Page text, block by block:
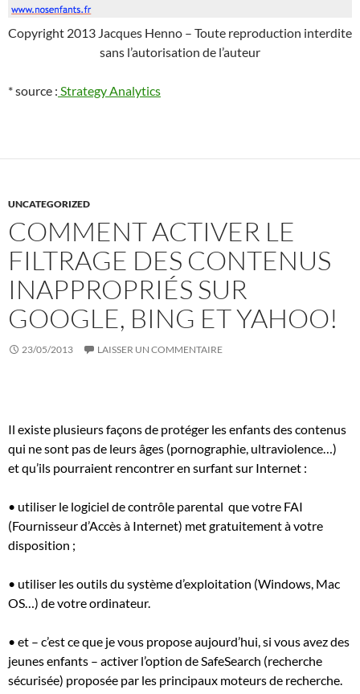
Copyright 2013 Jacques Henno – Toute reproduction interdite
sans l’autorisation de l’auteur
* source : Strategy Analytics
UNCATEGORIZED
COMMENT ACTIVER LE
FILTRAGE DES CONTENUS
INAPPROPRIÉS SUR
GOOGLE, BING ET YAHOO!
23/05/2013 LAISSER UN COMMENTAIRE
Il existe plusieurs façons de protéger les enfants des contenus
qui ne sont pas de leurs âges (pornographie, ultraviolence…)
et qu’ils pourraient rencontrer en surfant sur Internet :
• utiliser le logiciel de contrôle parental que votre FAI
(Fournisseur d’Accès à Internet) met gratuitement à votre
disposition ;
• utiliser les outils du système d’exploitation (Windows, Mac
OS…) de votre ordinateur.
• et – c’est ce que je vous propose aujourd’hui, si vous avez des
jeunes enfants – activer l’option de SafeSearch (recherche
sécurisée) proposée par les principaux moteurs de recherche.